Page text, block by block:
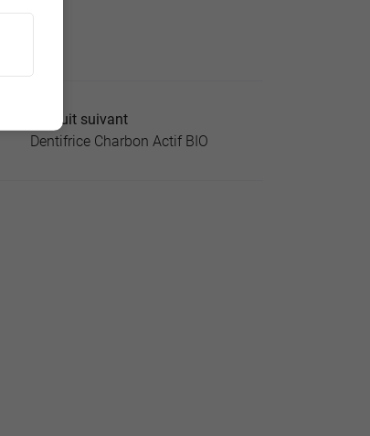
Produit suivant
Dentifrice Charbon Actif BIO